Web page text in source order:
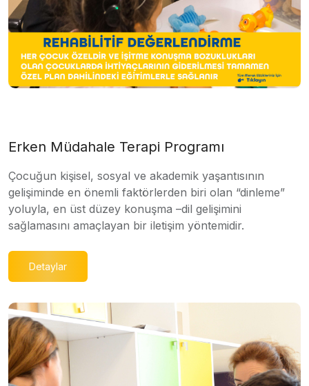
Erken Müdahale Terapi Programı
Çocuğun kişisel, sosyal ve akademik yaşantısının
gelişiminde en önemli faktörlerden biri olan “dinleme”
yoluyla, en üst düzey konuşma –dil gelişimini
sağlamasını amaçlayan bir iletişim yöntemidir.
Detaylar